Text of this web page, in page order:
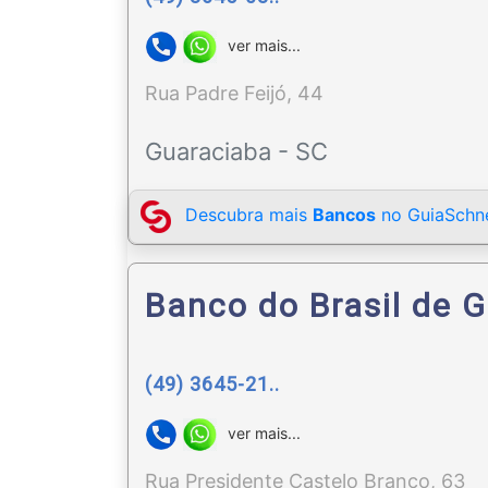
ver mais...
Rua Padre Feijó, 44
Guaraciaba - SC
Descubra mais Bancos no
Banco do Brasil de
(49) 3645-21..
ver mais...
Rua Presidente Castelo Branco, 63